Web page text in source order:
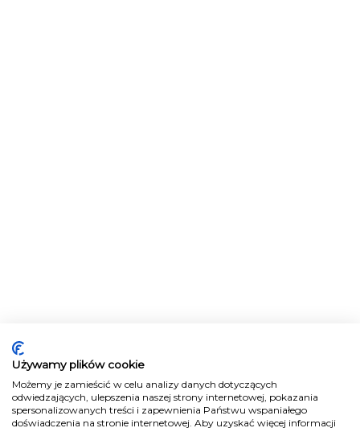
Używamy plików cookie
Możemy je zamieścić w celu analizy danych dotyczących
odwiedzających, ulepszenia naszej strony internetowej, pokazania
spersonalizowanych treści i zapewnienia Państwu wspaniałego
doświadczenia na stronie internetowej. Aby uzyskać więcej informacji